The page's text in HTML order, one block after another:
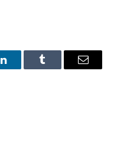
LinkedInTumblr
E-